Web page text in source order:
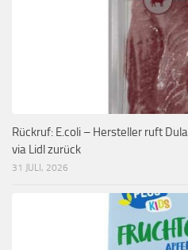
Rückruf: E.coli – Hersteller ruft
via Lidl zurück
31 JULI, 2026